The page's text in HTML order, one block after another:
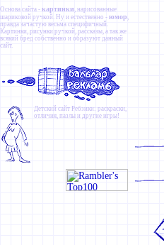
Основа сайта - картинки , нарисованные
шариковой ручкой. Ну и естественно - юмор ,
правда зачастую весьма специфичный.
Картинки, рисунки ручкой, рассказы, а так же
всякий бред собственно и образуют данный
сайт.
Детский сайт Ребзики: раскраски,
отличия, пазлы и другие игры!